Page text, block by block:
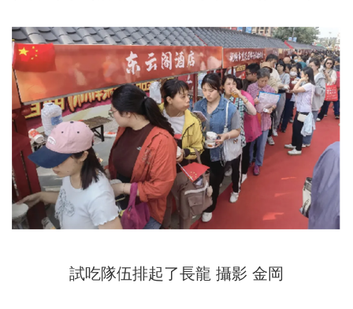
試吃隊伍排起了長龍 攝影 金岡